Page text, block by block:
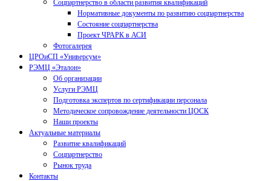
Соцпартнерство в области развития квалификаций
Нормативные документы по развитию соцпартнерства
Состояние соцпартнерства
Проект ЧРАРК в АСИ
Фотогалерея
ЦРОиСП «Универсум»
РЭМЦ «Эталон»
Об организации
Услуги РЭМЦ
Подготовка экспертов по сертификации персонала
Методическое сопровождение деятельности ЦОСК
Наши проекты
Актуальные материалы
Развитие квалификаций
Соцпартнерство
Рынок труда
Контакты